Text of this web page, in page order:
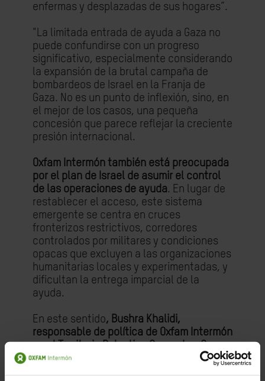
enfermas y desplazadas de sus hogares”.
"La limitada entrada de ayuda a Gaza no
puede confundirse con un progreso
significativo, especialmente considerando
la expansión de la brutal campaña de
bombardeos de Israel en la Franja de
Gaza. No es un punto de inflexión, sino, en
el mejor de los casos, una pequeña
concesión que parece reflejar la creciente
presión internacional.
Oxfam Intermón también está preocupada
por el plan de Israel de asumir el control
de las operaciones de ayuda. En lugar de
restablecer el acceso, este sistema
emergente se centra en cruces
fronterizos restrictivos, corredores
controlados por militares y condiciones
opacas que excluyen a las organizaciones
humanitarias locales y experimentadas, y
dificultan la entrega imparcial de la
ayuda.
En este sentido, Bushra Khalidi,
responsable de política de Oxfam Intermón
en el Territorio Palestino Ocupado y Gaza,
ha declarado lo siguiente: "Lo que se